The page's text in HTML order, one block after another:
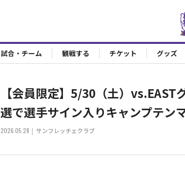
試合・チーム 観戦する チケット グッズ
【会員限定】5/30（土）
選で選手サイン入りキャンプテン
2026.05.28 サンフレッチェクラブ